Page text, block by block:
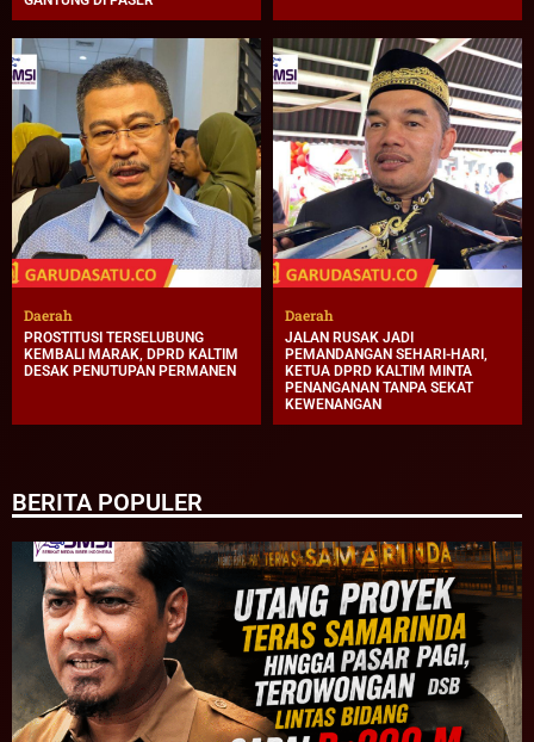
Daerah
PROSTITUSI TERSELUBUNG
KEMBALI MARAK, DPRD KALTIM
DESAK PENUTUPAN PERMANEN
Daerah
JALAN RUSAK JADI
PEMANDANGAN SEHARI-HARI,
KETUA DPRD KALTIM MINTA
PENANGANAN TANPA SEKAT
KEWENANGAN
BERITA POPULER